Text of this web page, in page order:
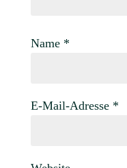
Name *
E-Mail-Adresse *